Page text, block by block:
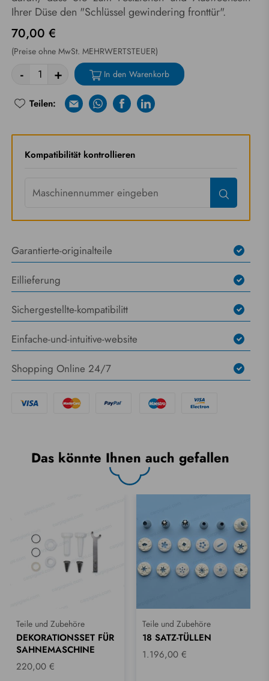
Ihrer Düse den "Schlüssel gewindering fronttür".
70,00 €
(Preise ohne MwSt. MEHRWERTSTEUER)
- + In den Warenkorb
Teilen: E-mailWhatsapp
FacebookLinkedin
Kompatibilität kontrollieren
Garantierte-originalteile
Eillieferung
Sichergestellte-kompatibilitt
Einfache-und-intuitive-website
Shopping Online 24/7
Das könnte Ihnen auch gefallen
Teile und Zubehöre
DEKORATIONSSET FÜR
SAHNEMASCHINE
220,00 €
Teile und Zubehöre
18 SATZ-TÜLLEN
1.196,00 €